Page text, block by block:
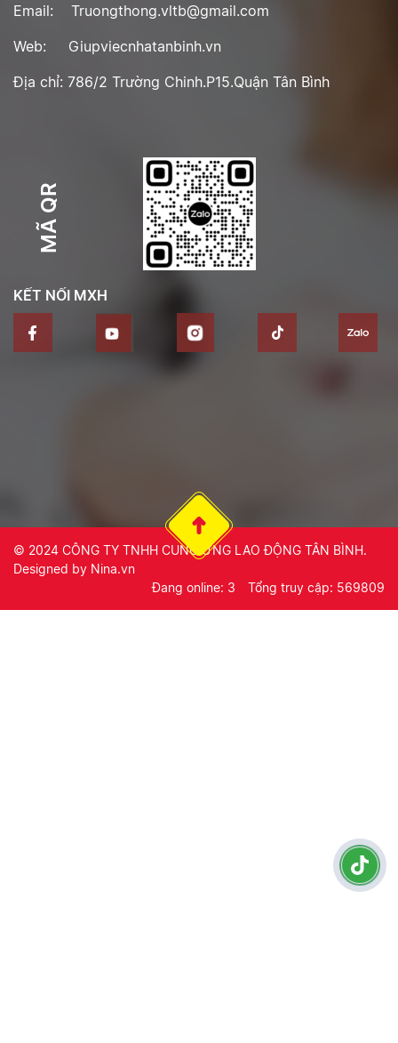
Email: Truongthong.vltb@gmail.com
Web: Giupviecnhatanbinh.vn
Địa chỉ: 786/2 Trường Chinh.P15.Quận Tân Bình
MÃ QR
KẾT NỐI MXH
© 2024 CÔNG TY TNHH CUNG ỨNG LAO ĐỘNG TÂN BÌNH.
Designed by Nina.vn
Đang online: 3
Tổng truy cập: 569809